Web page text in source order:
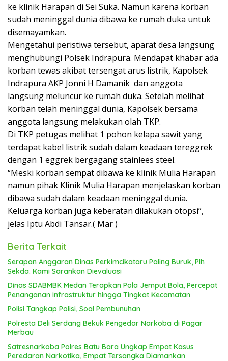
ke klinik Harapan di Sei Suka. Namun karena korban
sudah meninggal dunia dibawa ke rumah duka untuk
disemayamkan.
Mengetahui peristiwa tersebut, aparat desa langsung
menghubungi Polsek Indrapura. Mendapat khabar ada
korban tewas akibat tersengat arus listrik, Kapolsek
Indrapura AKP Jonni H Damanik dan anggota
langsung meluncur ke rumah duka. Setelah melihat
korban telah meninggal dunia, Kapolsek bersama
anggota langsung melakukan olah TKP.
Di TKP petugas melihat 1 pohon kelapa sawit yang
terdapat kabel listrik sudah dalam keadaan tereggrek
dengan 1 eggrek bergagang stainlees steel.
“Meski korban sempat dibawa ke klinik Mulia Harapan
namun pihak Klinik Mulia Harapan menjelaskan korban
dibawa sudah dalam keadaan meninggal dunia.
Keluarga korban juga keberatan dilakukan otopsi”,
jelas Iptu Abdi Tansar.( Mar )
Berita Terkait
Serapan Anggaran Dinas Perkimcikataru Paling Buruk, Plh
Sekda: Kami Sarankan Dievaluasi
Dinas SDABMBK Medan Terapkan Pola Jemput Bola, Percepat
Penanganan Infrastruktur hingga Tingkat Kecamatan
Polisi Tangkap Polisi, Soal Pembunuhan
Polresta Deli Serdang Bekuk Pengedar Narkoba di Pagar
Merbau
Satresnarkoba Polres Batu Bara Ungkap Empat Kasus
Peredaran Narkotika, Empat Tersangka Diamankan